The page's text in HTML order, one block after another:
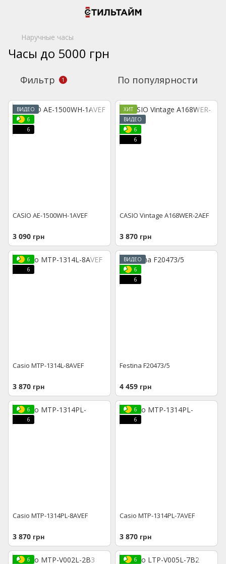
Наручные часы
Часы до 5000 грн
Фильтр 1 По популярности
ВИДЕО
6
6
CASIO AE-1500WH-1AVEF
3 090 грн
ХИТ
ВИДЕО
6
6
CASIO Vintage A168WER-2AEF
3 870 грн
6
6
Casio MTP-1314L-8AVEF
3 870 грн
ВИДЕО
6
6
Festina F20473/5
4 459 грн
6
6
Casio MTP-1314PL-8AVEF
3 870 грн
6
6
Casio MTP-1314PL-7AVEF
3 870 грн
6
6